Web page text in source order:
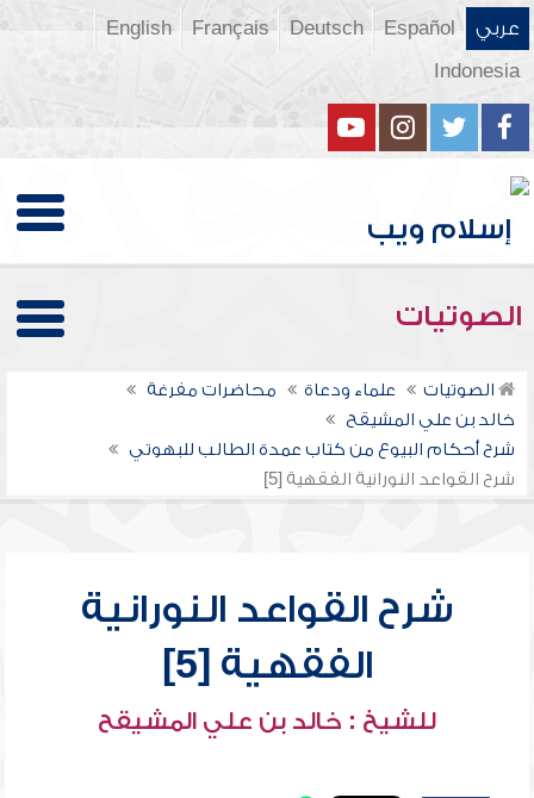
عربي Español
Deutsch
Français
English
Indonesia
الصوتيات
الصوتيات علماء ودعاة
محاضرات مفرغة
خالد بن علي المشيقح
شرح أحكام البيوع من كتاب عمدة الطالب للبهوتي
شرح القواعد النورانية الفقهية [5]
شرح القواعد النورانية
الفقهية [5]
للشيخ : خالد بن علي المشيقح